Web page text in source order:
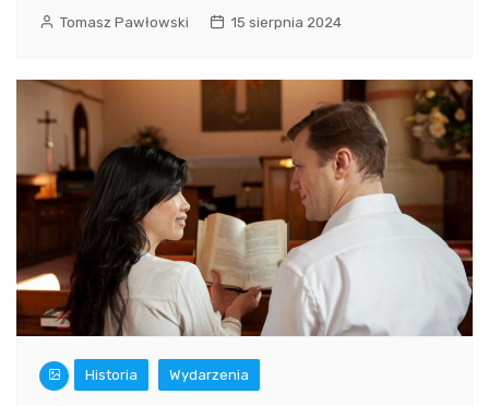
Tomasz Pawłowski 15 sierpnia 2024
Historia Wydarzenia